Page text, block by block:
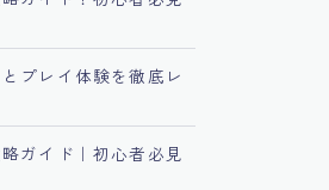
プレイ体験を徹底レ
ガイド｜初心者必見